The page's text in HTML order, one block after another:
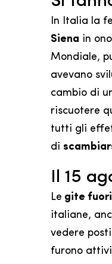
In Italia la
Siena in
Mondiale,
avevano
cambio di
riscuotere
tutti gli
di
Il 15
Le gite
italiane,
vedere posti
furono